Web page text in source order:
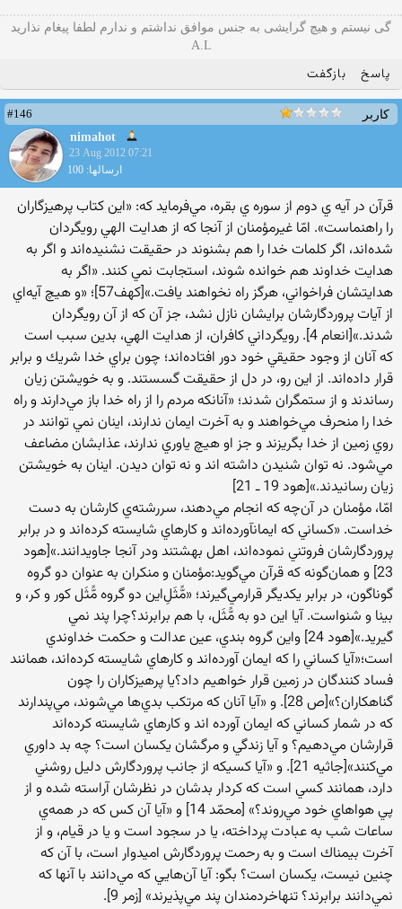
گی نیستم و هیچ گرایشی به جنس موافق نداشتم و ندارم لطفا پیغام نذارید
A.L
پاسخ بازگفت
کاربر
#146
nimahot
23 Aug 2012 07:21
ارسالها: 100
قرآن در آيه ي دوم از سوره ي بقره، مي‌فرمايد كه: «اين كتاب پرهيزگاران
را راهنماست». امّا غير‌مؤمنان از آنجا كه از هدايت الهي رويگردان
شده‌اند، اگر كلمات خدا را هم بشنوند در حقيقت نشنيده‌اند و اگر به
هدايت خداوند هم خوانده شوند، استجابت نمي كنند. «اگر به
هدايتشان فراخواني، هرگز راه نخواهند يافت.»‌[كهف57]؛ «و هيچ آيه‌اي
از آيات پروردگارشان برايشان نازل نشد، جز آن كه از آن رويگردان
شدند.»‌[انعام 4]. رويگرداني كافران، از هدايت الهي، بدين سبب است
كه آنان از وجود حقيقي خود دور افتاده‌اند؛ چون براي خدا شريك و برابر
قرار داده‌اند. از اين رو، در دل از حقيقت گسستند. و به خويشتن زيان
رساندند و از ستمگران شدند؛ «آنانكه مردم را از راه خدا باز مي‌دارند و راه
خدا را منحرف مي‌خواهند و به آخرت ايمان ندارند، اينان نمي توانند در
روي زمين از خدا بگريزند و جز او هيچ ياوري ندارند، عذابشان مضاعف
مي‌شود. نه توان شنيدن داشته اند و نه توان ديدن. اينان به خويشتن
زيان رسانيدند.»‌[هود 19 ‌ـ 21]
امّا، مؤمنان در آن‌چه كه انجام مي‌دهند، سررشته‌ي كارشان به دست
خداست. «كساني كه ايمانآورده‌اند و كارهاي شايسته كرده‌اند و در برابر
پروردگارشان فروتني نموده‌اند، اهل بهشتند ودر آنجا جاويدانند.»‌[هود
23] و همان‌گونه كه قرآن مي‌گويد:‌مؤمنان و منكران به عنوان دو گروه
گوناگون، در برابر يكديگر قرارمي‌گيرند؛ «مًّثَلِ‌اين دو گروه مًّثَل كور و كر، و
بينا و شنواست. آيا اين دو به مًّثَل، با هم برابرند؟چرا پند نمي
گيريد.»‌[هود 24] واين گروه بندي، عين عدالت و حكمت خداوندي
است؛‌«آيا كساني را كه ايمان آورده‌اند و كارهاي شايسته كرده‌اند، همانند
فساد كنندگان در زمين قرار خواهيم داد؟يا پرهيزكاران را چون
گناهكاران؟»‌[ص 28]. و «آيا آنان كه مرتكب بدي‌ها مي‌شوند، مي‌پندارند
كه در شمار كساني كه ايمان آورده اند و كارهاي شايسته كرده‌اند
قرارشان مي‌دهيم؟ و آيا زندگي و مرگشان يكسان است؟ چه بد داوري
مي‌كنند»‌[جاثيه 21]. و «آيا كسيكه از جانب پروردگارش دليل روشني
دارد، همانند كسي است كه كردار بدشان در نظرشان آراسته شده و از
پي هواهاي خود مي‌روند؟» ‌[محمّد 14] و «آيا آن كس كه در همه‌ي
ساعات شب به عبادت پرداخته، يا در سجود است و يا در قيام، و از
آخرت بيمناك است و به رحمت پروردگارش اميدوار است، با آن كه
چنين نيست، يكسان است؟ بگو: آيا آن‌هايي كه مي‌دانند با آنها كه
نمي‌دانند برابرند؟ تنهاخردمندان پند مي‌پذيرند» [زمر 9].